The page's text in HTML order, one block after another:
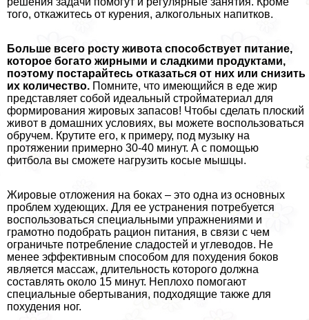
того, откажитесь от курения, алкогольных напитков.
Больше всего росту живота способствует питание,
которое богато жирными и сладкими продуктами,
поэтому постарайтесь отказаться от них или снизить
их количество. Помните, что имеющийся в еде жир
представляет собой идеальный стройматериал для
формирования жировых запасов! Чтобы сделать плоский
живот в домашних условиях, вы можете воспользоваться
обручем. Крутите его, к примеру, под музыку на
протяжении примерно 30-40 минут. А с помощью
фитбола вы сможете нагрузить косые мышцы.
Жировые отложения на боках – это одна из основных
проблем худеющих. Для ее устранения потребуется
воспользоваться специальными упражнениями и
грамотно подобрать рацион питания, в связи с чем
ограничьте потрeбление сладостей и углеводов. Не
менее эффективным способом для похудения боков
является массаж, длительность которого должна
составлять около 15 минут. Неплохо помогают
специальные обертывания, подходящие также для
похудения ног.